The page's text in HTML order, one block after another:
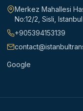
Merkez Mahallesi
No:12/2 Sisli Istanbul
+905394153139
Google